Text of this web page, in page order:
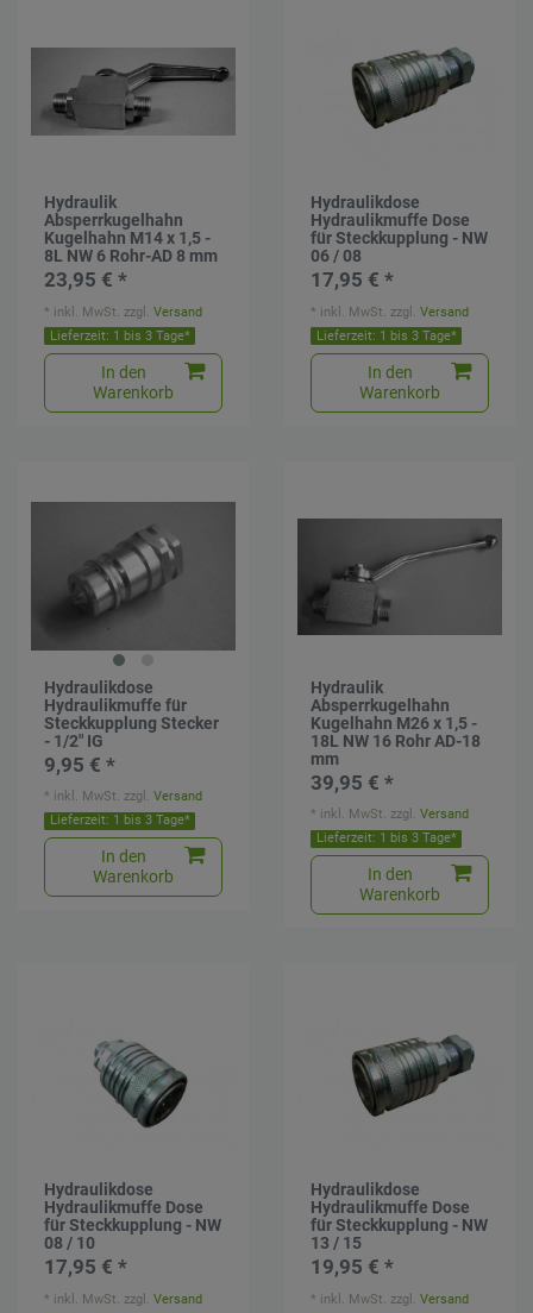
Hydraulik
Absperrkugelhahn
Kugelhahn M14 x 1,5 -
8L NW 6 Rohr-AD 8 mm
23,95 € *
Lieferzeit: 1 bis 3 Tage*
In den
Warenkorb
* inkl. MwSt. zzgl.Versand
Hydraulikdose
Hydraulikmuffe Dose
für Steckkupplung - NW
06 / 08
17,95 € *
Lieferzeit: 1 bis 3 Tage*
In den
Warenkorb
* inkl. MwSt. zzgl.Versand
Hydraulikdose
Hydraulikmuffe für
Steckkupplung Stecker
- 1/2" IG
9,95 € *
Lieferzeit: 1 bis 3 Tage*
In den
Warenkorb
* inkl. MwSt. zzgl.Versand
Hydraulik
Absperrkugelhahn
Kugelhahn M26 x 1,5 -
18L NW 16 Rohr AD-18
mm
39,95 € *
Lieferzeit: 1 bis 3 Tage*
In den
Warenkorb
* inkl. MwSt. zzgl.Versand
Hydraulikdose
Hydraulikmuffe Dose
für Steckkupplung - NW
08 / 10
17,95 € *
* inkl. MwSt. zzgl.Versand
Hydraulikdose
Hydraulikmuffe Dose
für Steckkupplung - NW
13 / 15
19,95 € *
* inkl. MwSt. zzgl.Versand